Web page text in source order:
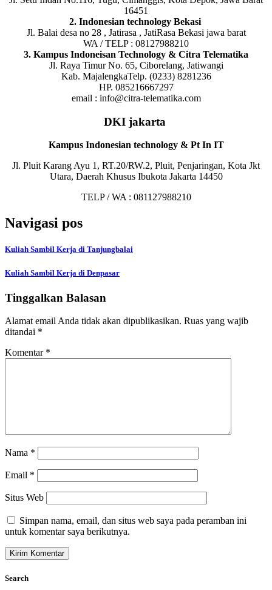
16451
2. Indonesian technology Bekasi
Jl. Balai desa no 28 , Jatirasa , JatiRasa Bekasi jawa barat
WA / TELP : 08127988210
3. Kampus Indoneisan Technology & Citra Telematika
Jl. Raya Timur No. 65, Ciborelang, Jatiwangi
Kab. MajalengkaTelp. (0233) 8281236
HP. 085216667297
email : info@citra-telematika.com
DKI jakarta
Kampus Indonesian technology & Pt In IT
Jl. Pluit Karang Ayu 1, RT.20/RW.2, Pluit, Penjaringan, Kota Jkt
Utara, Daerah Khusus Ibukota Jakarta 14450
TELP / WA : 081127988210
Navigasi pos
Kuliah Sambil Kerja di Tanjungbalai
Kuliah Sambil Kerja di Denpasar
Tinggalkan Balasan
Alamat email Anda tidak akan dipublikasikan. Ruas yang wajib
ditandai *
Komentar *
Nama *
Email *
Situs Web
Simpan nama, email, dan situs web saya pada peramban ini
untuk komentar saya berikutnya.
Search